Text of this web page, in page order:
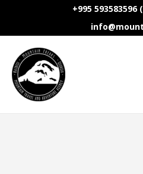
+995